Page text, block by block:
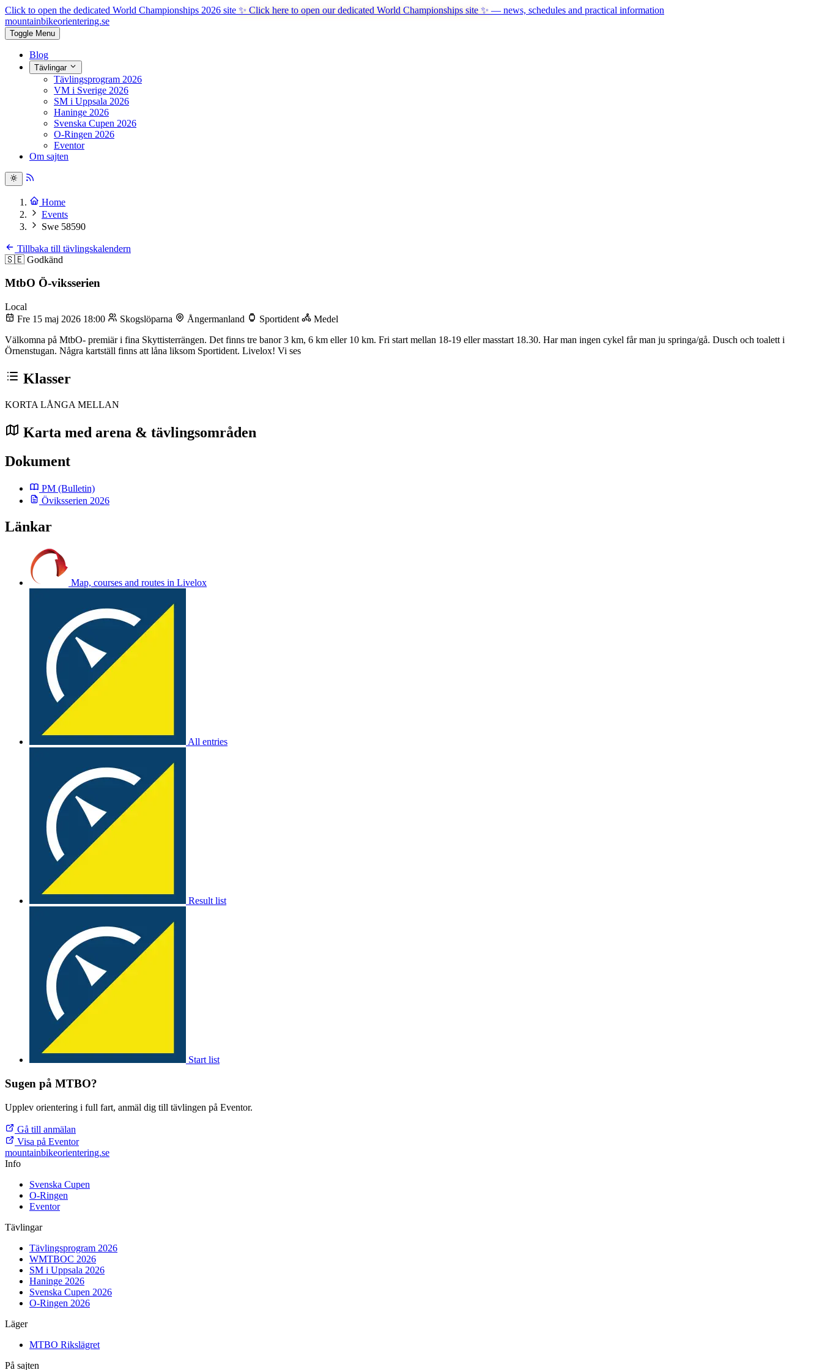
Click to open the dedicated World Championships 2026 site ✨ Click here to open our dedicated World Championships site ✨— news, schedules and practical information
mountainbikeorientering.se
Toggle Menu
Blog
Tävlingar
Tävlingsprogram 2026
VM i Sverige 2026
SM i Uppsala 2026
Haninge 2026
Svenska Cupen 2026
O-Ringen 2026
Eventor
Om sajten
Home
Events
Swe 58590
Tillbaka till tävlingskalendern
🇸🇪 Godkänd
MtbO Ö-viksserien
Local
Fre 15 maj 2026 18:00
Skogslöparna Ångermanland Sportident
Medel
Välkomna på MtbO- premiär i fina Skyttisterrängen. Det finns tre banor 3 km, 6 km eller 10 km. Fri start mellan 18-19 eller masstart 18.30. Har man ingen cykel får man ju springa/gå. Dusch och toalett i
Örnenstugan. Några kartställ finns att låna liksom Sportident. Livelox! Vi ses
Klasser
KORTA LÅNGA MELLAN
Karta med arena & tävlingsområden
Dokument
PM (Bulletin)
Öviksserien 2026
Länkar
Map, courses and routes in Livelox
All entries
Result list
Start list
Sugen på MTBO?
Upplev orientering i full fart, anmäl dig till tävlingen på Eventor.
Gå till anmälan
Visa på Eventor
mountainbikeorientering.se
Info
Svenska Cupen
O-Ringen
Eventor
Tävlingar
Tävlingsprogram 2026
WMTBOC 2026
SM i Uppsala 2026
Haninge 2026
Svenska Cupen 2026
O-Ringen 2026
Läger
MTBO Rikslägret
På sajten